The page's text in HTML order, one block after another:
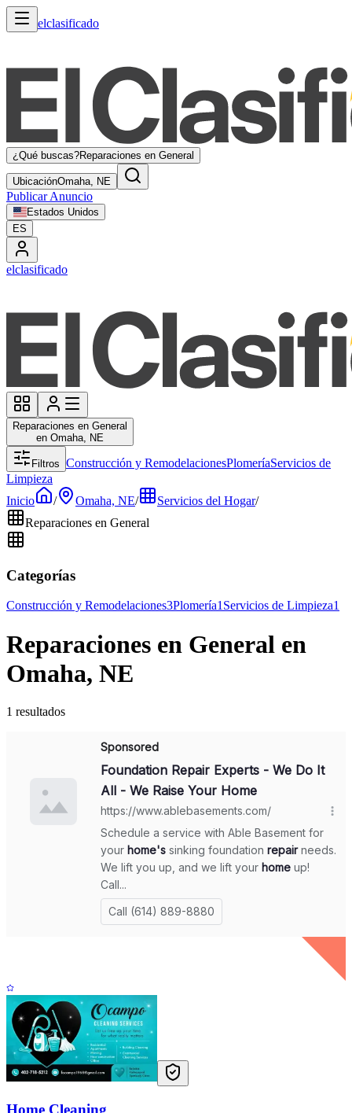
elclasificado
¿Qué buscas?Reparaciones en General
UbicaciónOmaha, NE
Publicar Anuncio
Estados Unidos
ES
elclasificado
Reparaciones en General
en Omaha, NE
Filtros Construcción y RemodelacionesPlomeríaServicios de
Limpieza
Inicio
/ Omaha, NE/ Servicios del Hogar/
Reparaciones en General
Categorías
Construcción y Remodelaciones3Plomería1Servicios de Limpieza1
Reparaciones en General en
Omaha, NE
1 resultados
Home Cleaning